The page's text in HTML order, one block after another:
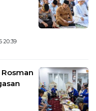
20:39